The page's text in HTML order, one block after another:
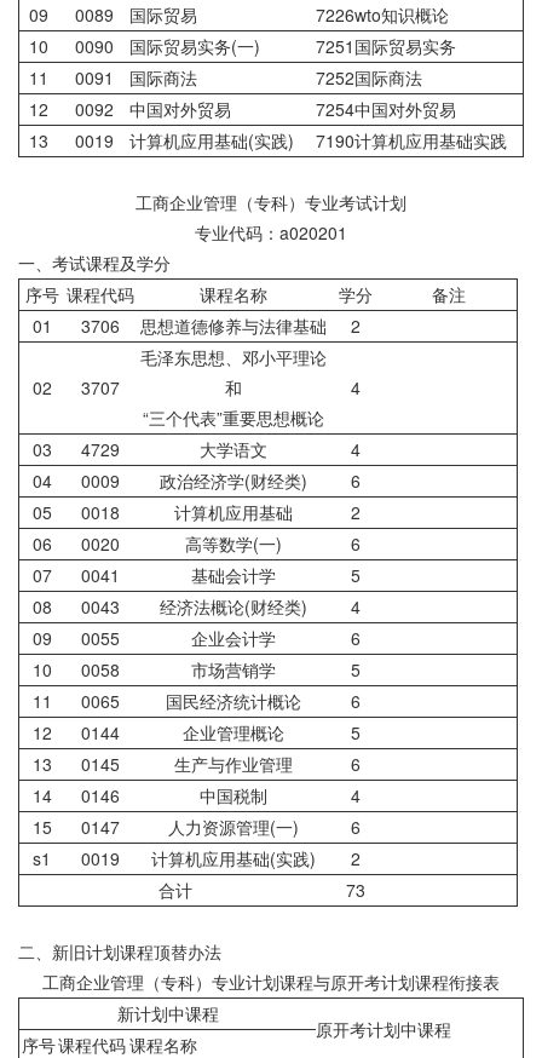
09 0089 国际贸易
7226wto知识概论
10
0090 国际贸易实务(一)
7251国际贸易实务
11
0091 国际商法
7252国际商法
12
0092 中国对外贸易
7254中国对外贸易
13
0019 计算机应用基础(实践) 7190计算机应用基础实践
工商企业管理（专科）专业考试计划
专业代码：a020201
一、考试课程及学分
序号 课程代码 课程名称 学分
备注
01
3706 思想道德修养与法律基础 2
02 3707
毛泽东思想、邓小平理论
和
“三个代表”重要思想概论
4
03 4729 大学语文
4
04
0009 政治经济学(财经类)
6
05
0018 计算机应用基础
2
06
0020 高等数学(一)
6
07
0041 基础会计学
5
08
0043 经济法概论(财经类)
4
09
0055 企业会计学
6
10
0058 市场营销学
5
11
0065 国民经济统计概论
6
12
0144 企业管理概论
5
13
0145 生产与作业管理
6
14
0146 中国税制
4
15
0147 人力资源管理(一)
6
s1
0019 计算机应用基础(实践)
2
合计
73
二、新旧计划课程顶替办法
工商企业管理（专科）专业计划课程与原开考计划课程衔接表
新计划中课程
原开考计划中课程
序号课程代码课程名称